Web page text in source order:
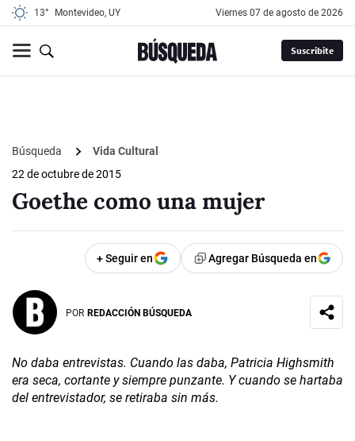
13° Montevideo, UY viernes 07 de agosto de 2026
Suscribite
Búsqueda
Vida Cultural
22 de octubre de 2015
Goethe como una mujer
+ Seguir en Agregar Búsqueda en
POR REDACCIÓN BÚSQUEDA
No daba entrevistas. Cuando las daba, Patricia Highsmith
era seca, cortante y siempre punzante. Y cuando se hartaba
del entrevistador, se retiraba sin más.